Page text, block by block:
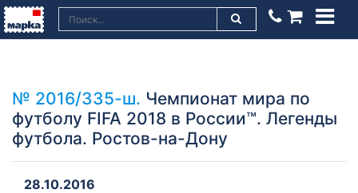
№ 2016/335-ш. Чемпионат мира по
футболу FIFA 2018 в России™. Легенды
футбола. Ростов-на-Дону
28.10.2016